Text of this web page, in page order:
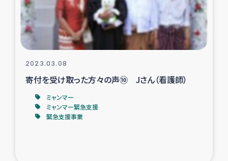
ふりかけ普及と食生活改善による栄養改善事業
フェアトレード事業
緊急支援事業
女性の生計向上を通じた子どもの栄養改善事業
2023.03.08
寄付を受け取った方々の声⑩ Jさん（看護師）
ミャンマー
ミャンマー緊急支援
緊急支援事業